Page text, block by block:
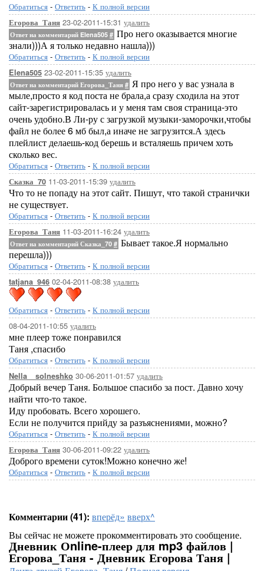
Обратиться - Ответить - К полной версии
Егорова_Таня 23-02-2011-15:31 удалить
Ответ на комментарий Elena505 # Про него оказывается многие
знали)))А я только недавно нашла)))
Обратиться - Ответить - К полной версии
Elena505 23-02-2011-15:35 удалить
Ответ на комментарий Егорова_Таня # Я про него у вас узнала в
мыле,просто я код поста не брала,а сразу сходила на этот
сайт-зарегистрировалась и у меня там своя страница-это
очень удобно.В Ли-ру с загрузкой музыки-заморочки,чтобы
файл не более 6 мб был,а иначе не загрузится.А здесь
плейлист делаешь-код берешь и всталяешь причем хоть
сколько вес.
Обратиться - Ответить - К полной версии
Сказка_70 11-03-2011-15:39 удалить
Что то не попаду на этот сайт. Пишут, что такой странички
не существует.
Обратиться - Ответить - К полной версии
Егорова_Таня 11-03-2011-16:24 удалить
Ответ на комментарий Сказка_70 # Бывает такое.Я нормально
перешла)))
Обратиться - Ответить - К полной версии
tatjana_946 02-04-2011-08:38 удалить
Обратиться - Ответить - К полной версии
08-04-2011-10:55 удалить
мне плеер тоже понравился
Таня ,спасибо
Обратиться - Ответить - К полной версии
Nella__solneshko 30-06-2011-01:57 удалить
Добрый вечер Таня. Большое спасибо за пост. Давно хочу
найти что-то такое.
Иду пробовать. Всего хорошего.
Если не получится прийду за разъяснениями, можно?
Обратиться - Ответить - К полной версии
Егорова_Таня 30-06-2011-09:22 удалить
Доброго времени суток!Можно конечно же!
Обратиться - Ответить - К полной версии
Комментарии (41): вперёд» вверх^
Вы сейчас не можете прокомментировать это сообщение.
Дневник Оnline-плеер для mp3 файлов |
Егорова_Таня - Дневник Егорова Таня |